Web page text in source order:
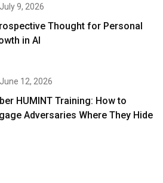
July 9, 2026
Thought for Personal
in AI
June 12, 2026
HUMINT Training: How to
Adversaries Where They Hide